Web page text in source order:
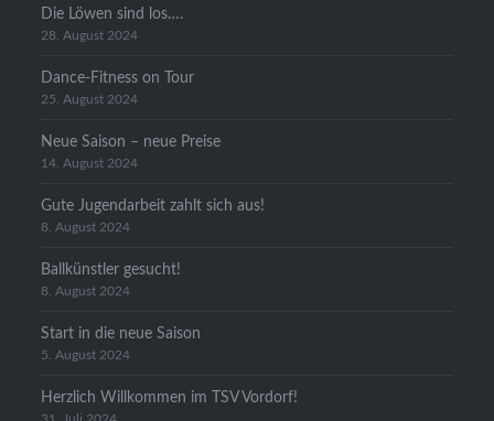
Die Löwen sind los….
28. August 2024
Dance-Fitness on Tour
25. August 2024
Neue Saison – neue Preise
14. August 2024
Gute Jugendarbeit zahlt sich aus!
8. August 2024
Ballkünstler gesucht!
8. August 2024
Start in die neue Saison
5. August 2024
Herzlich Willkommen im TSV Vordorf!